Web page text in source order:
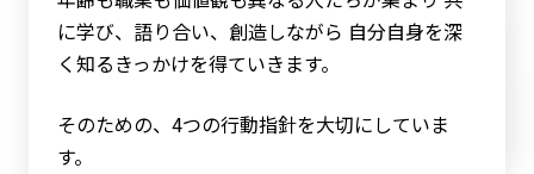
に学び、語り合い、創造しながら 自分自身を深
く知るきっかけを得ていきます。
そのための、4つの行動指針を大切にしていま
す。